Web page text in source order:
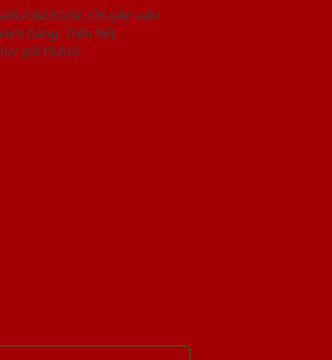
Chuyên sản
hàng. Trên hết,
giá thành.